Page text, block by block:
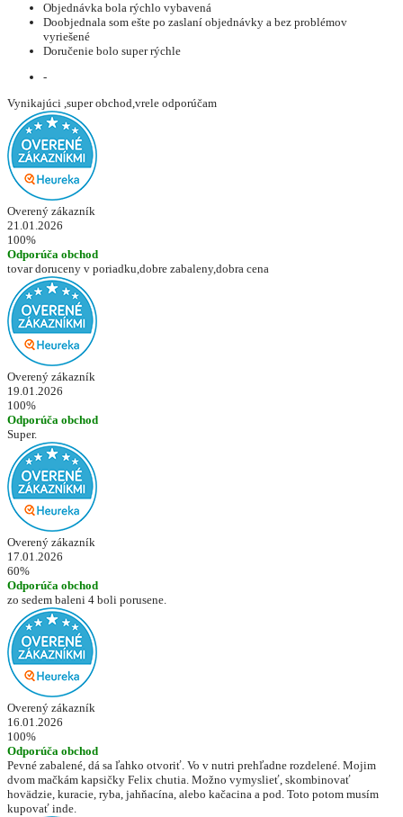
Objednávka bola rýchlo vybavená
Doobjednala som ešte po zaslaní objednávky a bez problémov
vyriešené
Doručenie bolo super rýchle
-
Vynikajúci ,super obchod,vrele odporúčam
Overený zákazník
21.01.2026
100%
Odporúča obchod
tovar doruceny v poriadku,dobre zabaleny,dobra cena
Overený zákazník
19.01.2026
100%
Odporúča obchod
Super.
Overený zákazník
17.01.2026
60%
Odporúča obchod
zo sedem baleni 4 boli porusene.
Overený zákazník
16.01.2026
100%
Odporúča obchod
Pevné zabalené, dá sa ľahko otvoriť. Vo v nutri prehľadne rozdelené. Mojim
dvom mačkám kapsičky Felix chutia. Možno vymyslieť, skombinovať
hovädzie, kuracie, ryba, jahňacína, alebo kačacina a pod. Toto potom musím
kupovať inde.